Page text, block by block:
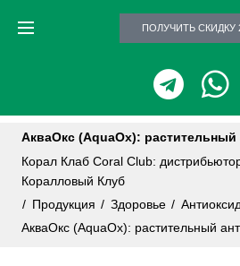
ПОЛУЧИТЬ СКИДКУ
АкваОкс (AquaOx): растительный
Корал Клаб Coral Club:
Коралловый Клуб
/ Продукция / Здоровье /
АкваОкс (AquaOx): растительный